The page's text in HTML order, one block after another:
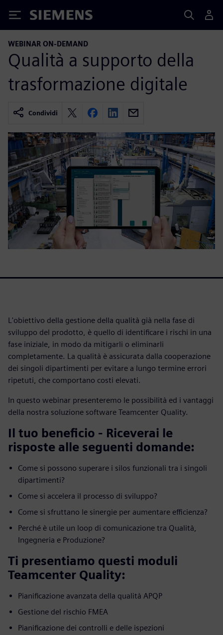
Siemens
WEBINAR ON-DEMAND
Qualità a supporto della
trasformazione digitale
Condividi
L'obiettivo della gestione della qualità già nella fase di
sviluppo del prodotto, è quello di identificare i rischi in una
fase iniziale, in modo da mitigarli o eliminarli
completamente. La qualità è assicurata dalla cooperazione
dei singoli dipartimenti per evitare a lungo termine errori
ripetuti, che comportano costi elevati.
In questo webinar presenteremo le possibilità ed i vantaggi
della nostra soluzione software Teamcenter Quality.
Il tuo beneficio - Riceverai le
risposte alle seguenti domande:
Come si possono superare i silos funzionali tra i singoli
dipartimenti?
Come si accelera il processo di sviluppo?
Come si sfruttano le sinergie per aumentare efficienza?
Perché è utile un loop di comunicazione tra Qualità,
Ingegneria e Produzione?
Ti presentiamo questi moduli
Teamcenter Quality:
Pianificazione avanzata della qualità APQP
Gestione del rischio FMEA
Pianificazione dei controlli e delle ispezioni